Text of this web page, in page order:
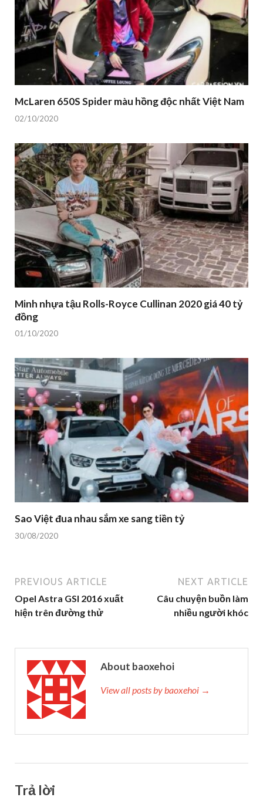
McLaren 650S Spider màu hồng độc nhất Việt Nam
02/10/2020
Minh nhựa tậu Rolls-Royce Cullinan 2020 giá 40 tỷ
đồng
01/10/2020
Sao Việt đua nhau sắm xe sang tiền tỷ
30/08/2020
PREVIOUS ARTICLE
Opel Astra GSI 2016 xuất
hiện trên đường thử
NEXT ARTICLE
Câu chuyện buồn làm
nhiều người khóc
About baoxehoi
View all posts by baoxehoi →
Trả lời